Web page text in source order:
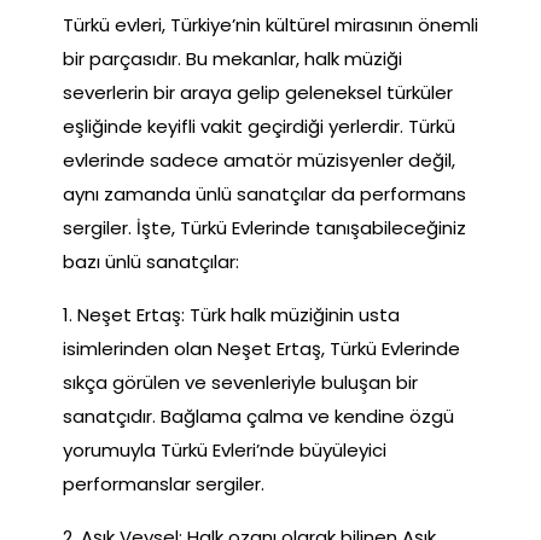
Türkü evleri, Türkiye’nin kültürel mirasının önemli
bir parçasıdır. Bu mekanlar, halk müziği
severlerin bir araya gelip geleneksel türküler
eşliğinde keyifli vakit geçirdiği yerlerdir. Türkü
evlerinde sadece amatör müzisyenler değil,
aynı zamanda ünlü sanatçılar da performans
sergiler. İşte, Türkü Evlerinde tanışabileceğiniz
bazı ünlü sanatçılar:
1. Neşet Ertaş: Türk halk müziğinin usta
isimlerinden olan Neşet Ertaş, Türkü Evlerinde
sıkça görülen ve sevenleriyle buluşan bir
sanatçıdır. Bağlama çalma ve kendine özgü
yorumuyla Türkü Evleri’nde büyüleyici
performanslar sergiler.